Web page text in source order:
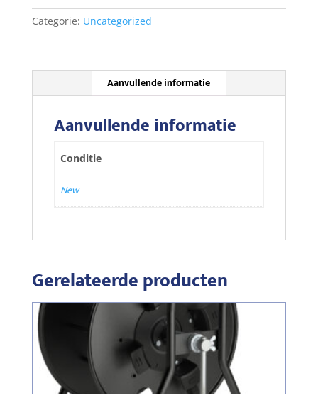
50ft
aantal
Categorie: Uncategorized
Aanvullende informatie
Aanvullende informatie
Conditie
New
Gerelateerde producten